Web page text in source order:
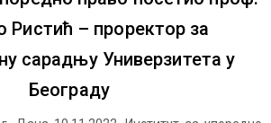
Ристић – проректор за
сарадњу Универзитета у
Београду